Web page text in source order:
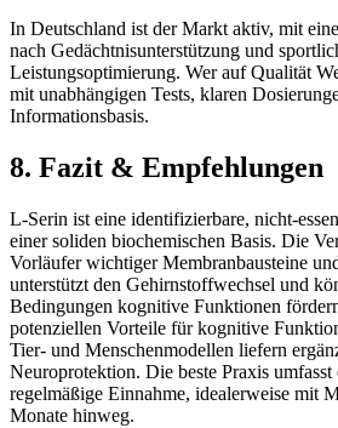
In Deutschland ist der Markt aktiv, mit
nach Gedächtnisunterstützung und
Leistungsoptimierung. Wer auf Qualität
mit unabhängigen Tests, klaren
Informationsbasis.
8. Fazit & Empfehlungen
L-Serin ist eine identifizierbare, nicht-
einer soliden biochemischen Basis. Die
Vorläufer wichtiger Membranbausteine
unterstützt den Gehirnstoffwechsel und
Bedingungen kognitive Funktionen
potenziellen Vorteile für kognitive
Tier- und Menschenmodellen liefern
Neuroprotektion. Die beste Praxis umfasst
regelmäßige Einnahme, idealerweise mit
Monate hinweg.